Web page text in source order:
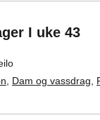
I uke 43
Dam og vassdrag